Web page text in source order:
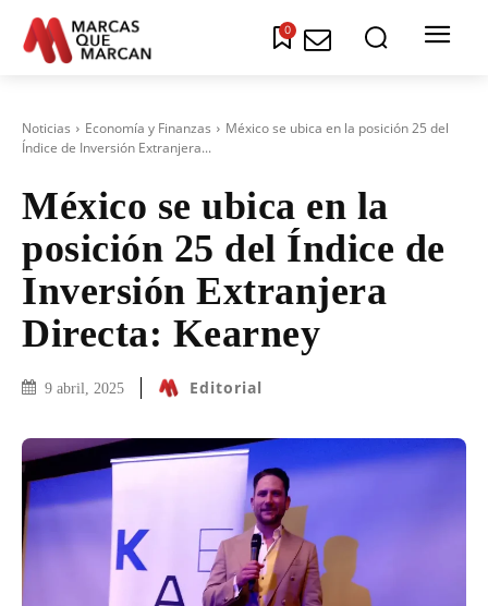
0
Noticias Economía y Finanzas
México se ubica en la posición 25 del
Índice de Inversión Extranjera...
México se ubica en la
posición 25 del Índice de
Inversión Extranjera
Directa: Kearney
9 abril, 2025 Editorial